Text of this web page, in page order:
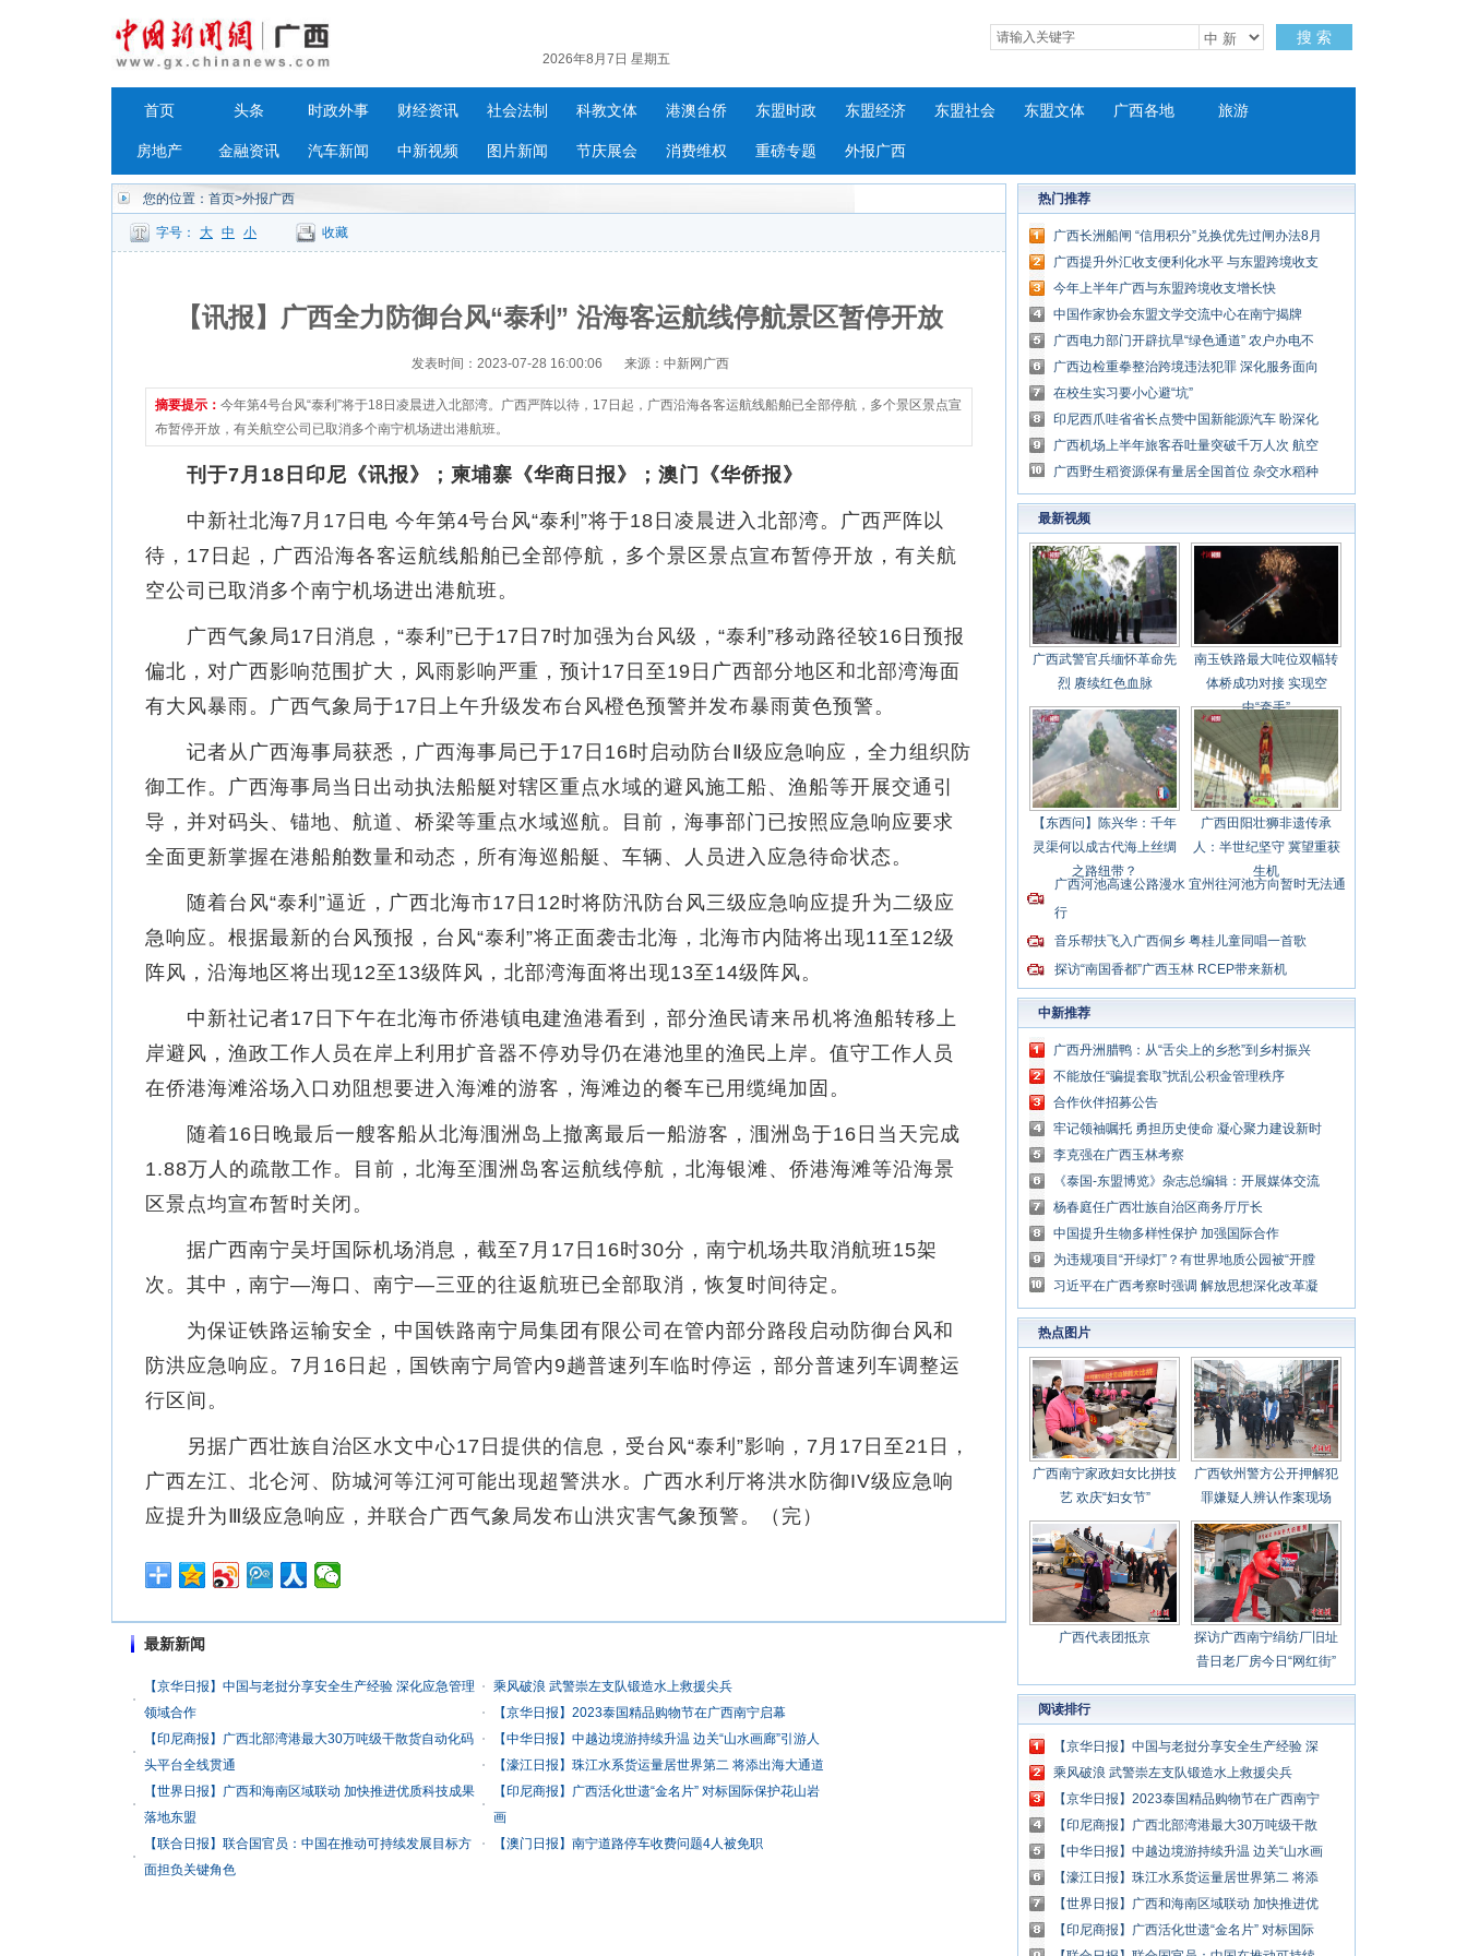
2026年8月7日 星期五
搜 索
首页 头条 时政外事 财经资讯 社会法制 科教文体 港澳台侨 东盟时政 东盟经济 东盟社会 东盟文体 广西各地 旅游
房地产 金融资讯 汽车新闻 中新视频 图片新闻 节庆展会 消费维权 重磅专题 外报广西
您的位置： 首页>外报广西
字号： 大 中 小 收藏
【讯报】广西全力防御台风“泰利” 沿海客运航线停航景区暂停开放
发表时间：2023-07-28 16:00:06 来源：中新网广西
摘要提示： 今年第4号台风“泰利”将于18日凌晨进入北部湾。广西严阵以待，17日起，广西沿海各客运航线船舶已全部停航，多个景区景点宣
布暂停开放，有关航空公司已取消多个南宁机场进出港航班。
刊于7月18日印尼《讯报》；柬埔寨《华商日报》；澳门《华侨报》
中新社北海7月17日电 今年第4号台风“泰利”将于18日凌晨进入北部湾。广西严阵以
待，17日起，广西沿海各客运航线船舶已全部停航，多个景区景点宣布暂停开放，有关航
空公司已取消多个南宁机场进出港航班。
广西气象局17日消息，“泰利”已于17日7时加强为台风级，“泰利”移动路径较16日预报
偏北，对广西影响范围扩大，风雨影响严重，预计17日至19日广西部分地区和北部湾海面
有大风暴雨。广西气象局于17日上午升级发布台风橙色预警并发布暴雨黄色预警。
记者从广西海事局获悉，广西海事局已于17日16时启动防台Ⅱ级应急响应，全力组织防
御工作。广西海事局当日出动执法船艇对辖区重点水域的避风施工船、渔船等开展交通引
导，并对码头、锚地、航道、桥梁等重点水域巡航。目前，海事部门已按照应急响应要求
全面更新掌握在港船舶数量和动态，所有海巡船艇、车辆、人员进入应急待命状态。
随着台风“泰利”逼近，广西北海市17日12时将防汛防台风三级应急响应提升为二级应
急响应。根据最新的台风预报，台风“泰利”将正面袭击北海，北海市内陆将出现11至12级
阵风，沿海地区将出现12至13级阵风，北部湾海面将出现13至14级阵风。
中新社记者17日下午在北海市侨港镇电建渔港看到，部分渔民请来吊机将渔船转移上
岸避风，渔政工作人员在岸上利用扩音器不停劝导仍在港池里的渔民上岸。值守工作人员
在侨港海滩浴场入口劝阻想要进入海滩的游客，海滩边的餐车已用缆绳加固。
随着16日晚最后一艘客船从北海涠洲岛上撤离最后一船游客，涠洲岛于16日当天完成
1.88万人的疏散工作。目前，北海至涠洲岛客运航线停航，北海银滩、侨港海滩等沿海景
区景点均宣布暂时关闭。
据广西南宁吴圩国际机场消息，截至7月17日16时30分，南宁机场共取消航班15架
次。其中，南宁—海口、南宁—三亚的往返航班已全部取消，恢复时间待定。
为保证铁路运输安全，中国铁路南宁局集团有限公司在管内部分路段启动防御台风和
防洪应急响应。7月16日起，国铁南宁局管内9趟普速列车临时停运，部分普速列车调整运
行区间。
另据广西壮族自治区水文中心17日提供的信息，受台风“泰利”影响，7月17日至21日，
广西左江、北仑河、防城河等江河可能出现超警洪水。广西水利厅将洪水防御IV级应急响
应提升为Ⅲ级应急响应，并联合广西气象局发布山洪灾害气象预警。（完）
最新新闻
【京华日报】中国与老挝分享安全生产经验 深化应急管理
领域合作
乘风破浪 武警崇左支队锻造水上救援尖兵
【京华日报】2023泰国精品购物节在广西南宁启幕
【印尼商报】广西北部湾港最大30万吨级干散货自动化码
头平台全线贯通
【中华日报】中越边境游持续升温 边关“山水画廊”引游人
【濠江日报】珠江水系货运量居世界第二 将添出海大通道
【世界日报】广西和海南区域联动 加快推进优质科技成果
落地东盟
【印尼商报】广西活化世遗“金名片” 对标国际保护花山岩
画
【联合日报】联合国官员：中国在推动可持续发展目标方
面担负关键角色
【澳门日报】南宁道路停车收费问题4人被免职
热门推荐
广西长洲船闸 “信用积分”兑换优先过闸办法8月
试行
广西提升外汇收支便利化水平 与东盟跨境收支
增长快
今年上半年广西与东盟跨境收支增长快
中国作家协会东盟文学交流中心在南宁揭牌
广西电力部门开辟抗旱“绿色通道” 农户办电不
花钱
广西边检重拳整治跨境违法犯罪 深化服务面向
东盟开放合作
在校生实习要小心避“坑”
印尼西爪哇省省长点赞中国新能源汽车 盼深化
双方合作
广西机场上半年旅客吞吐量突破千万人次 航空
货邮量持续增长
广西野生稻资源保有量居全国首位 杂交水稻种
业竞争力强
最新视频
广西武警官兵缅怀革命先
烈 赓续红色血脉
南玉铁路最大吨位双幅转
体桥成功对接 实现空
中“牵手”
【东西问】陈兴华：千年
灵渠何以成古代海上丝绸
之路纽带？
广西田阳壮狮非遗传承
人：半世纪坚守 冀望重获
生机
广西河池高速公路漫水 宜州往河池方向暂时无法通
行
音乐帮扶飞入广西侗乡 粤桂儿童同唱一首歌
探访“南国香都”广西玉林 RCEP带来新机
中新推荐
广西丹洲腊鸭：从“舌尖上的乡愁”到乡村振兴
的“利器”
不能放任“骗提套取”扰乱公积金管理秩序
合作伙伴招募公告
牢记领袖嘱托 勇担历史使命 凝心聚力建设新时
代中国特色社会主义壮美广西
李克强在广西玉林考察
《泰国-东盟博览》杂志总编辑：开展媒体交流
讲好中国与东盟合作故事
杨春庭任广西壮族自治区商务厅厅长
中国提升生物多样性保护 加强国际合作
为违规项目“开绿灯”？有世界地质公园被“开膛
破肚”
习近平在广西考察时强调 解放思想深化改革凝
心聚力担当实干 建设新时代中国特色社会主义
壮美
热点图片
广西南宁家政妇女比拼技
艺 欢庆“妇女节”
广西钦州警方公开押解犯
罪嫌疑人辨认作案现场
广西代表团抵京
探访广西南宁绢纺厂旧址
昔日老厂房今日“网红街”
阅读排行
【京华日报】中国与老挝分享安全生产经验 深
化应急管理领域合作
乘风破浪 武警崇左支队锻造水上救援尖兵
【京华日报】2023泰国精品购物节在广西南宁
启幕
【印尼商报】广西北部湾港最大30万吨级干散
货自动化码头平台全线贯通
【中华日报】中越边境游持续升温 边关“山水画
廊”引游人
【濠江日报】珠江水系货运量居世界第二 将添
出海大通道
【世界日报】广西和海南区域联动 加快推进优
质科技成果落地东盟
【印尼商报】广西活化世遗“金名片” 对标国际